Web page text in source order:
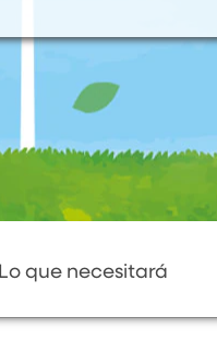
Lo que necesitará